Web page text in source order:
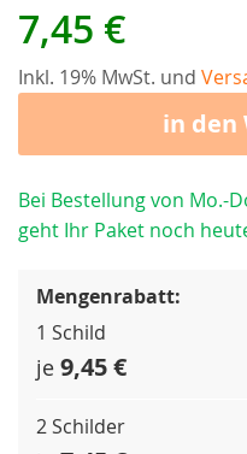
7,45 €
Inkl. 19% MwSt. und
in den
Bei Bestellung von Mo.-
geht Ihr Paket noch
Mengenrabatt:
1 Schild
je 9,45 €
2 Schilder